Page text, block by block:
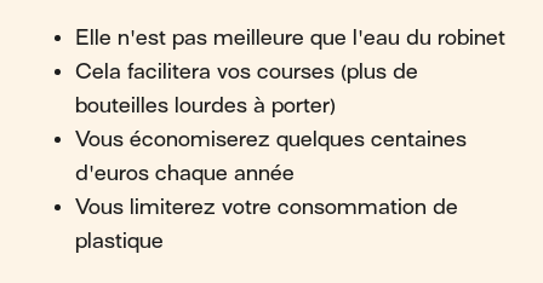
Elle n'est pas meilleure que l'eau du robinet
Cela facilitera vos courses (plus de
bouteilles lourdes à porter)
Vous économiserez quelques centaines
d'euros chaque année
Vous limiterez votre consommation de
plastique